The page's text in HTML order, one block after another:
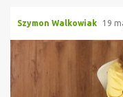
Szymon Walkowiak 19